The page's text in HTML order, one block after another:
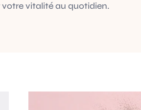
vitalité au quotidien.